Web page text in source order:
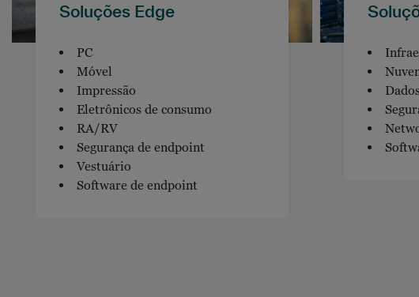
Soluções Edge
PC
Móvel
Impressão
Eletrônicos de consumo
RA/RV
Segurança de endpoint
Vestuário
Software de endpoint